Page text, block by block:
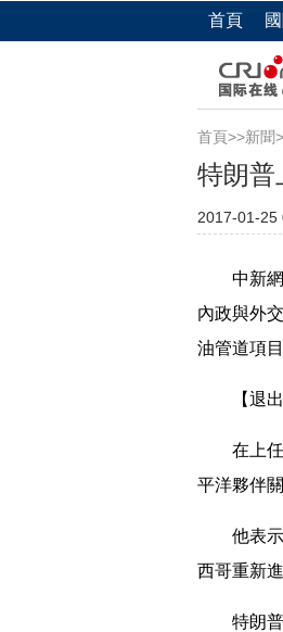
首頁
首頁>>新聞
特朗普
2017-01-25
中新網1
內政與外
油管道項目
【退出
在上任之
平洋夥伴
他表示
西哥重新
特朗普説